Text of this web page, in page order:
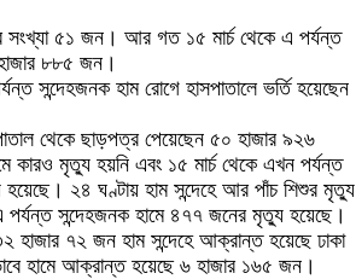
সংখ্যা ৫১ জন। আর গত ১৫ মার্চ থেকে এ পর্যন্ত
হাজার ৮৮৫ জন।
সন্দেহজনক হাম রোগে হাসপাতালে ভর্তি হয়েছেন
থেকে ছাড়পত্র পেয়েছেন ৫০ হাজার ৯২৬
কারও মৃত্যু হয়নি এবং ১৫ মার্চ থেকে এখন পর্যন্ত
হয়েছে। ২৪ ঘণ্টায় হাম সন্দেহে আর পাঁচ শিশুর মৃত্যু
পর্যন্ত সন্দেহজনক হামে ৪৭৭ জনের মৃত্যু হয়েছে।
হাজার ৭২ জন হাম সন্দেহে আক্রান্ত হয়েছে ঢাকা
হামে আক্রান্ত হয়েছে ৬ হাজার ১৬৫ জন।